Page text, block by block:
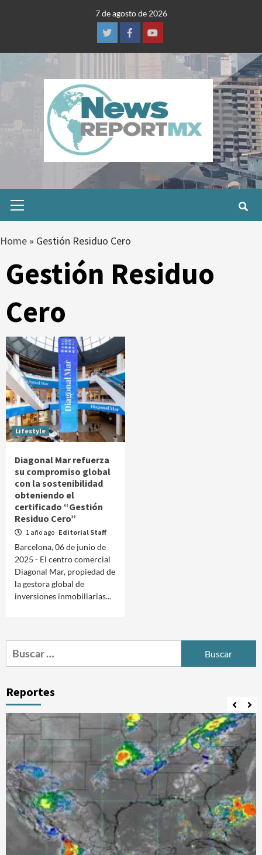
7 de agosto de 2026
TwitterFacebookYoutube
Menu
Home » Gestión Residuo Cero
Gestión Residuo
Cero
Lifestyle
Diagonal Mar refuerza
su compromiso global
con la sostenibilidad
obteniendo el
certificado “Gestión
Residuo Cero”
1 año ago Editorial Staff
Barcelona, 06 de junio de
2025 - El centro comercial
Diagonal Mar, propiedad de
la gestora global de
inversiones inmobiliarias...
Buscar:
Reportes